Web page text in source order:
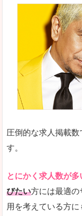
圧倒的な求人掲載
す。
とにかく求人数が多
びたい方には最適の
用を考えている方に